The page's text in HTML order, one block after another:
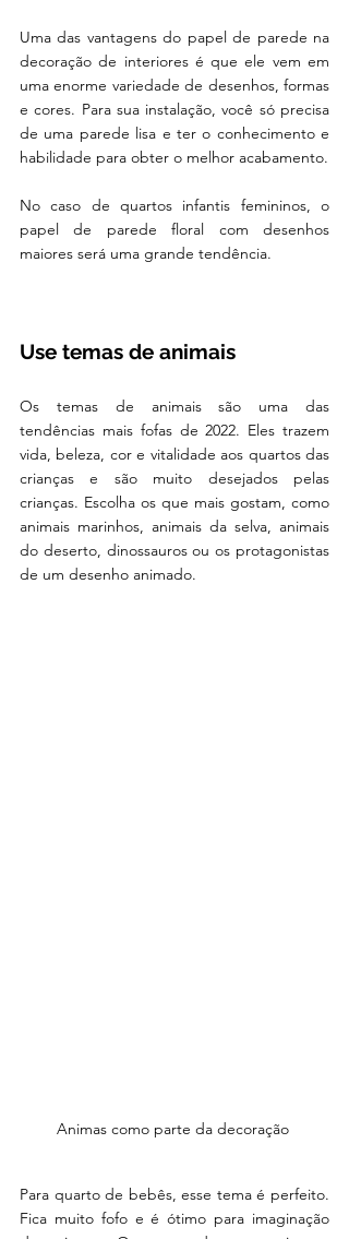
Uma das vantagens do papel de parede na
decoração de interiores é que ele vem em
uma enorme variedade de desenhos, formas
e cores. Para sua instalação, você só precisa
de uma parede lisa e ter o conhecimento e
No caso de quartos infantis femininos, o
papel de parede floral com desenhos
maiores será uma grande tendência.
Use temas de animais
Os temas de animais são uma das
tendências mais fofas de 2022. Eles trazem
vida, beleza, cor e vitalidade aos quartos das
crianças e são muito desejados pelas
crianças. Escolha os que mais gostam, como
animais marinhos, animais da selva, animais
do deserto, dinossauros ou os protagonistas
de um desenho animado.
Animas como parte da decoração
Para quarto de bebês, esse tema é perfeito.
Fica muito fofo e é ótimo para imaginação